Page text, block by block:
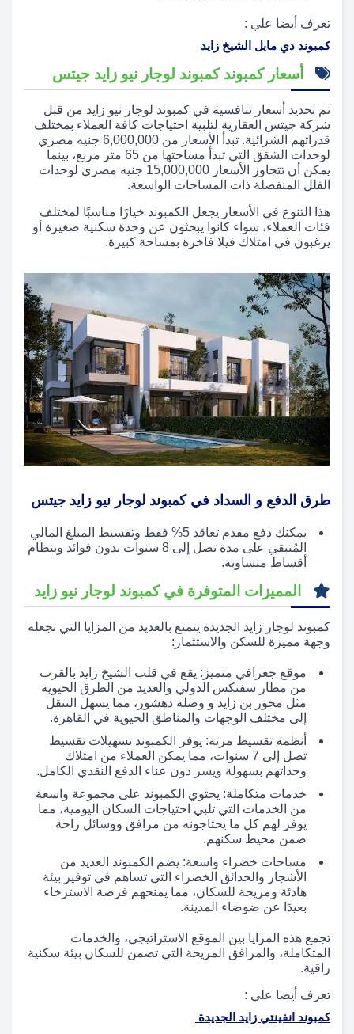
تعرف أيضا علي :
كمبوند دي مايل الشيخ زايد
أسعار كمبوند كمبوند لوجار نيو زايد جيتس
تم تحديد أسعار تنافسية في كمبوند لوجار نيو زايد من قبل
شركة جيتس العقارية لتلبية احتياجات كافة العملاء بمختلف
قدراتهم الشرائية. تبدأ الأسعار من 6,000,000 جنيه مصري
لوحدات الشقق التي تبدأ مساحتها من 65 متر مربع، بينما
يمكن أن تتجاوز الأسعار 15,000,000 جنيه مصري لوحدات
الفلل المنفصلة ذات المساحات الواسعة.
هذا التنوع في الأسعار يجعل الكمبوند خيارًا مناسبًا لمختلف
فئات العملاء، سواء كانوا يبحثون عن وحدة سكنية صغيرة أو
يرغبون في امتلاك فيلا فاخرة بمساحة كبيرة.
طرق الدفع و السداد في كمبوند لوجار نيو زايد جيتس
يمكنك دفع مقدم تعاقد 5% فقط وتقسيط المبلغ المالي
المُتبقي على مدة تصل إلى 8 سنوات بدون فوائد وبنظام
أقساط متساوية.
المميزات المتوفرة في كمبوند لوجار نيو زايد
كمبوند لوجار زايد الجديدة يتمتع بالعديد من المزايا التي تجعله
وجهة مميزة للسكن والاستثمار:
موقع جغرافي متميز: يقع في قلب الشيخ زايد بالقرب
من مطار سفنكس الدولي والعديد من الطرق الحيوية
مثل محور بن زايد و وصلة دهشور، مما يسهل التنقل
إلى مختلف الوجهات والمناطق الحيوية في القاهرة.
أنظمة تقسيط مرنة: يوفر الكمبوند تسهيلات تقسيط
تصل إلى 7 سنوات، مما يمكن العملاء من امتلاك
وحداتهم بسهولة ويسر دون عناء الدفع النقدي الكامل.
خدمات متكاملة: يحتوي الكمبوند على مجموعة واسعة
من الخدمات التي تلبي احتياجات السكان اليومية، مما
يوفر لهم كل ما يحتاجونه من مرافق ووسائل راحة
ضمن محيط سكنهم.
مساحات خضراء واسعة: يضم الكمبوند العديد من
الأشجار والحدائق الخضراء التي تساهم في توفير بيئة
هادئة ومريحة للسكان، مما يمنحهم فرصة الاسترخاء
بعيدًا عن ضوضاء المدينة.
تجمع هذه المزايا بين الموقع الاستراتيجي، والخدمات
المتكاملة، والمرافق المريحة التي تضمن للسكان بيئة سكنية
راقية.
تعرف أيضا علي :
كمبوند انفينتي زايد الجديدة